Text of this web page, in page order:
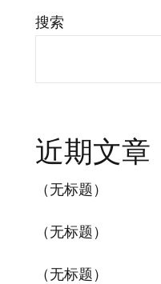
搜索
近期文章
（无标题）
（无标题）
（无标题）